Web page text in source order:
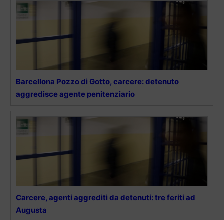
Barcellona Pozzo di Gotto, carcere: detenuto
aggredisce agente penitenziario
Carcere, agenti aggrediti da detenuti: tre feriti ad
Augusta